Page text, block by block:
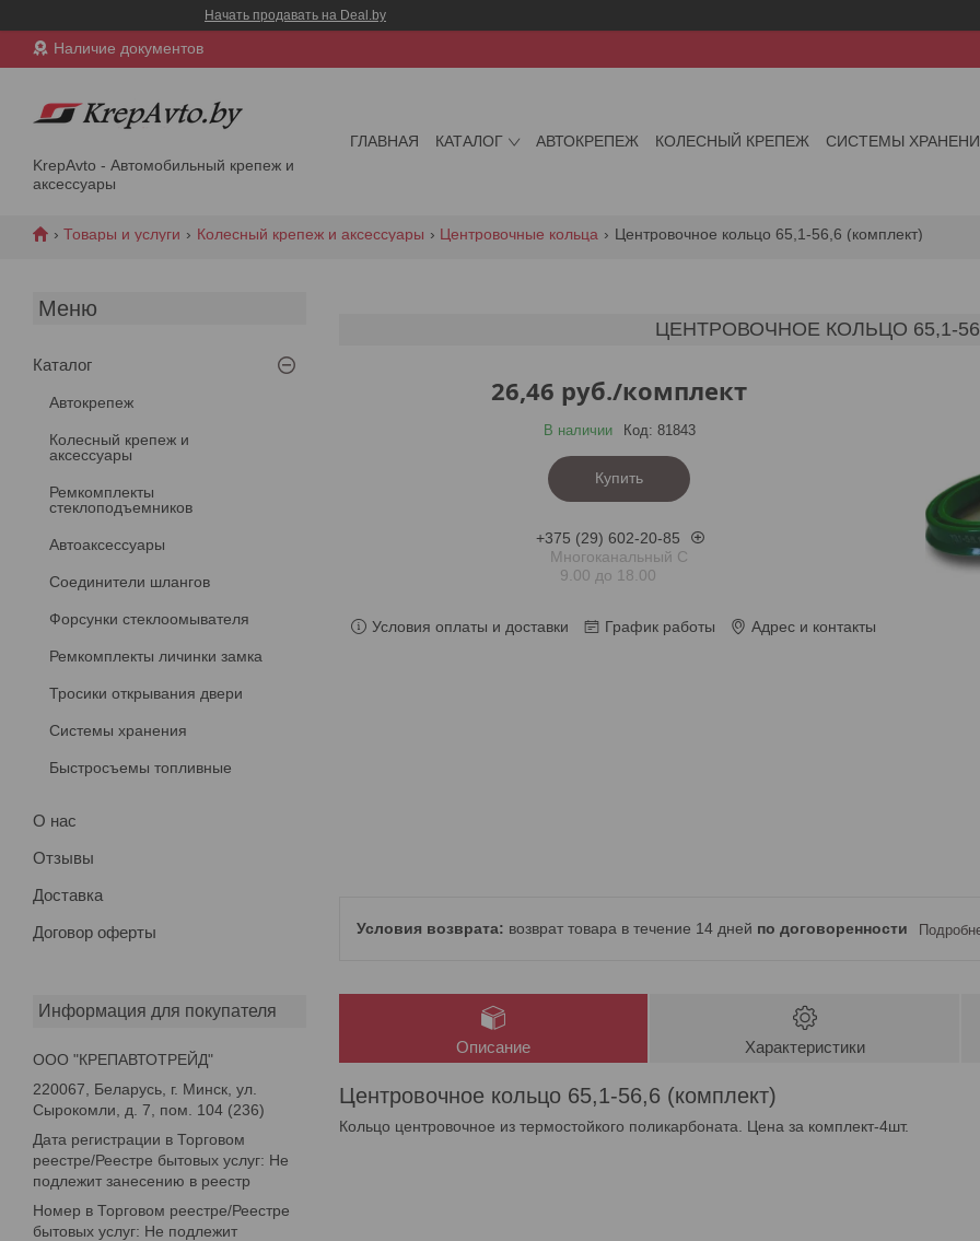
Начать продавать на Deal.by
Наличие документов
KrepAvto - Автомобильный крепеж и
аксессуары
ГЛАВНАЯ КАТАЛОГ АВТОКРЕПЕЖ КОЛЕСНЫЙ КРЕПЕЖ СИСТЕМЫ
Товары и услуги Колесный крепеж и аксессуары Центровочные кольца Центровочное кольцо 65,1-56,6 (комплект)
Каталог
Автокрепеж
Колесный крепеж и
аксессуары
Ремкомплекты
стеклоподъемников
Автоаксессуары
Соединители шлангов
Форсунки стеклоомывателя
Ремкомплекты личинки замка
Тросики открывания двери
Системы хранения
Быстросъемы топливные
О нас
Отзывы
Доставка
Договор оферты
Информация для покупателя
ООО "КРЕПАВТОТРЕЙД"
220067, Беларусь, г. Минск, ул.
Сырокомли, д. 7, пом. 104 (236)
Дата регистрации в Торговом
реестре/Реестре бытовых услуг: Не
подлежит занесению в реестр
Номер в Торговом реестре/Реестре
бытовых услуг: Не подлежит
ЦЕНТРОВОЧНОЕ КОЛЬЦО 65,1-
26,46 руб./комплект
В наличии Код: 81843
Купить
+375 (29) 602-20-85
Многоканальный С
9.00 до 18.00
Условия оплаты и доставки График работы Адрес и контакты
возврат товара в течение 14 дней по договоренности
Описание Характеристики
Центровочное кольцо 65,1-56,6 (комплект)
Кольцо центровочное из термостойкого поликарбоната. Цена за комплект-4шт.